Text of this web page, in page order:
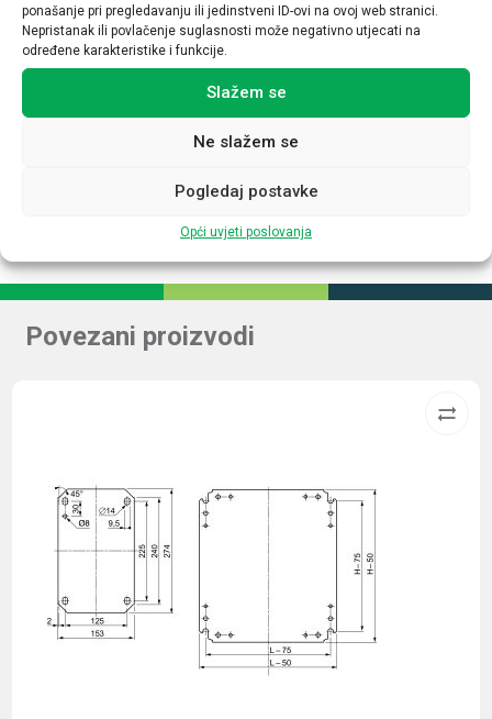
ponašanje pri pregledavanju ili jedinstveni ID-ovi na ovoj web stranici.
Nepristanak ili povlačenje suglasnosti može negativno utjecati na
određene karakteristike i funkcije.
Slažem se
Ne slažem se
Pogledaj postavke
Opći uvjeti poslovanja
Izlazni napon (V DC)
24
5
Povezani proizvodi